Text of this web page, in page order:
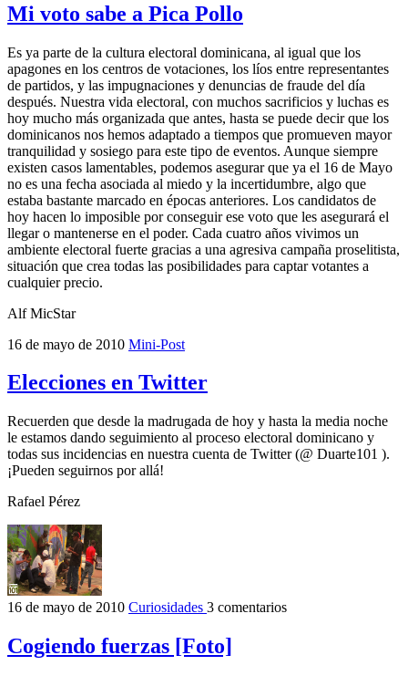
Mi voto sabe a Pica Pollo
Es ya parte de la cultura electoral dominicana, al igual que los
apagones en los centros de votaciones, los líos entre representantes
de partidos, y las impugnaciones y denuncias de fraude del día
después. Nuestra vida electoral, con muchos sacrificios y luchas es
hoy mucho más organizada que antes, hasta se puede decir que los
dominicanos nos hemos adaptado a tiempos que promueven mayor
tranquilidad y sosiego para este tipo de eventos. Aunque siempre
existen casos lamentables, podemos asegurar que ya el 16 de Mayo
no es una fecha asociada al miedo y la incertidumbre, algo que
estaba bastante marcado en épocas anteriores. Los candidatos de
hoy hacen lo imposible por conseguir ese voto que les asegurará el
llegar o mantenerse en el poder. Cada cuatro años vivimos un
ambiente electoral fuerte gracias a una agresiva campaña proselitista,
situación que crea todas las posibilidades para captar votantes a
cualquier precio.
Alf MicStar
16 de mayo de 2010 Mini-Post
Elecciones en Twitter
Recuerden que desde la madrugada de hoy y hasta la media noche
le estamos dando seguimiento al proceso electoral dominicano y
todas sus incidencias en nuestra cuenta de Twitter (@ Duarte101 ).
¡Pueden seguirnos por allá!
Rafael Pérez
16 de mayo de 2010 Curiosidades 3 comentarios
Cogiendo fuerzas [Foto]